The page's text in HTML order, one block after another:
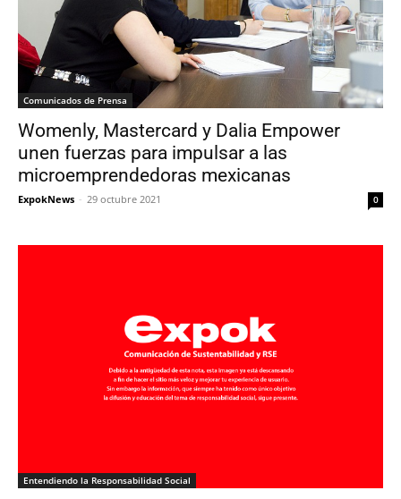
Comunicados de Prensa
Womenly, Mastercard y Dalia Empower
unen fuerzas para impulsar a las
microemprendedoras mexicanas
ExpokNews - 29 octubre 2021 0
Entendiendo la Responsabilidad Social